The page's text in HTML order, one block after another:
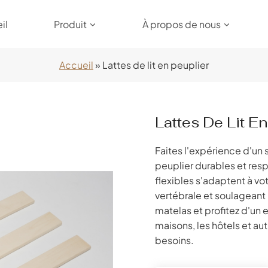
Produit À propos de nous
Accueil» Lattes de lit en peuplier
Lattes De Lit
Faites l'expérience d'un
peuplier durables et
flexibles s'adaptent à
vertébrale et
matelas et profitez d'un
maisons, les hôtels et
besoins.